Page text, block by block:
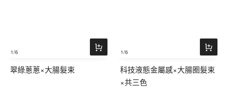
1/6
翠綠蔥蔥×大腸髮束
1/6
科技液態金屬感×大腸圈髮束
×共三色